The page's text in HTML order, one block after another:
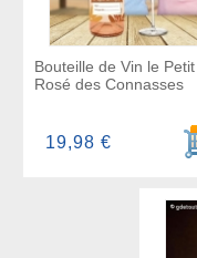
Bouteille de Vin le Petit
Rosé des Connasses
19,98 €